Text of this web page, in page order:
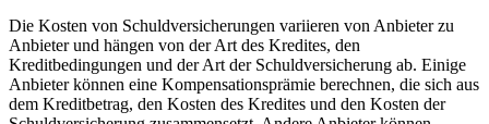
Die Kosten ⁣von Schuldversicherungen variieren von ⁤Anbieter ⁤zu
Anbieter und‍ hängen von der Art des Kredites, ⁣den
Kreditbedingungen und ⁣der‍ Art der Schuldversicherung ab. Einige
Anbieter können eine Kompensationsprämie berechnen, die‍ sich aus
dem Kreditbetrag, den Kosten des Kredites und ⁣den Kosten der